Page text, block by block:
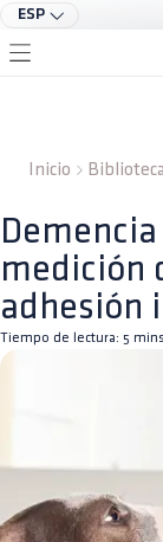
ESP
Inicio Biblioteca
medición
adhesión
Tiempo de lectura: 5 mins